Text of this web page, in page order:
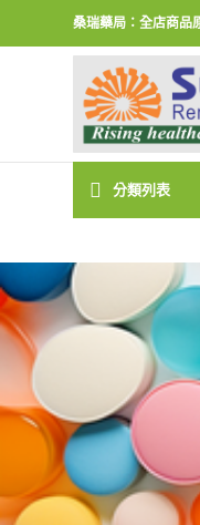
桑瑞藥局：全店商品
分類列表